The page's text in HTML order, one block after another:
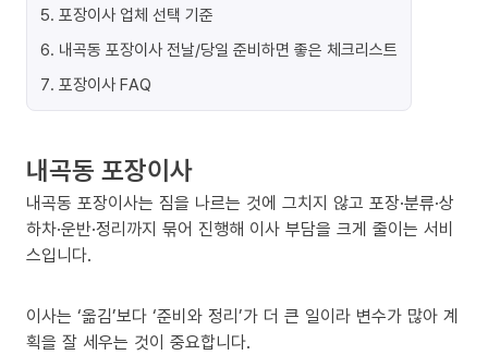
5. 포장이사 업체 선택 기준
6. 내곡동 포장이사 전날/당일 준비하면 좋은 체크리스트
7. 포장이사 FAQ
내곡동 포장이사
내곡동 포장이사는 짐을 나르는 것에 그치지 않고 포장·분류·상
하차·운반·정리까지 묶어 진행해 이사 부담을 크게 줄이는 서비
스입니다.
이사는 ‘옮김’보다 ‘준비와 정리’가 더 큰 일이라 변수가 많아 계
획을 잘 세우는 것이 중요합니다.